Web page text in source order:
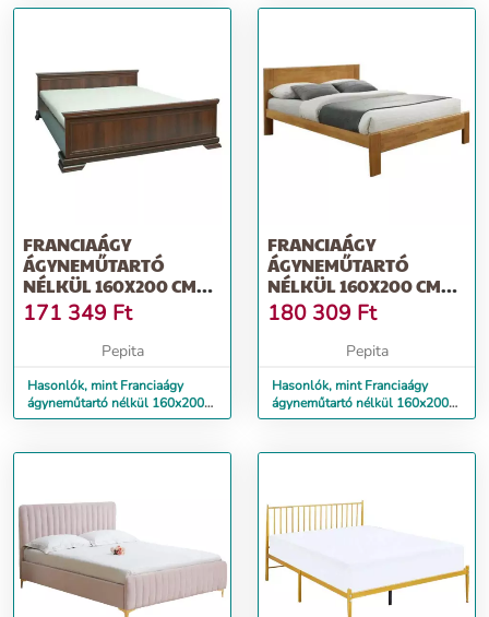
FRANCIAÁGY
ÁGYNEMŰTARTÓ
NÉLKÜL 160X200 CM
LT0165 SAMOA KING
171 349 Ft
Pepita
Hasonlók, mint Franciaágy
ágyneműtartó nélkül 160x200
cm LT0165 samoa king
FRANCIAÁGY
ÁGYNEMŰTARTÓ
NÉLKÜL 160X200 CM
LT0154 TÖLGY
180 309 Ft
Pepita
Hasonlók, mint Franciaágy
ágyneműtartó nélkül 160x200
cm LT0154 tölgy